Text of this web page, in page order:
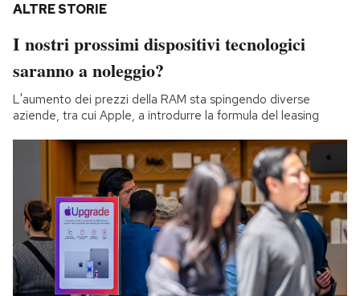
ALTRE STORIE
I nostri prossimi dispositivi tecnologici
saranno a noleggio?
L'aumento dei prezzi della RAM sta spingendo diverse
aziende, tra cui Apple, a introdurre la formula del leasing